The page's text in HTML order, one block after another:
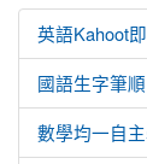
英語Kahoot
國語生字筆順
數學均一自